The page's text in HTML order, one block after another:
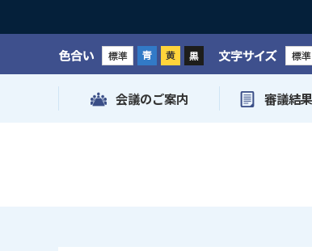
色合い 文字
会議のご案内 審議結